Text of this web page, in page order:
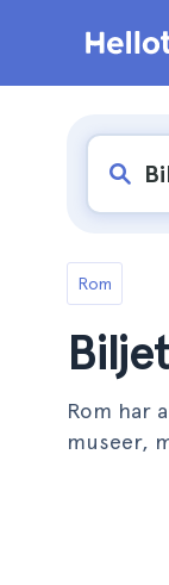
Rom
Rom har
museer,